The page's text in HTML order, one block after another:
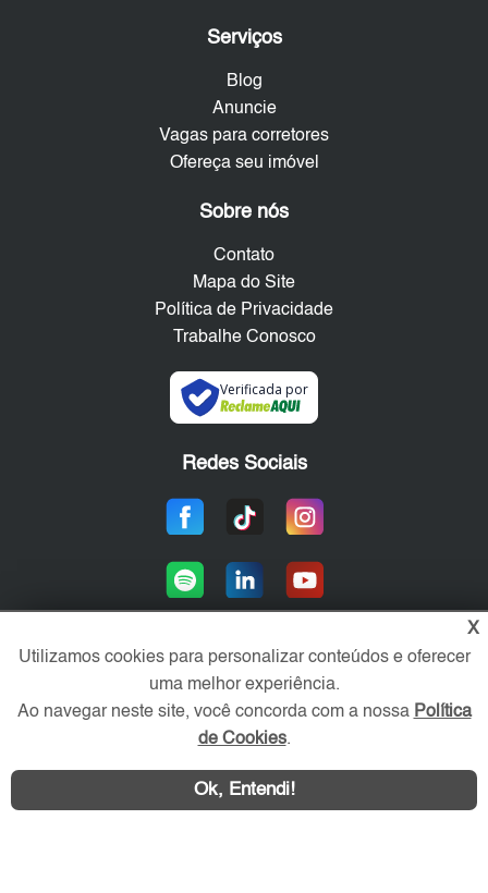
WhatsApp Contatar
Serviços
Blog
Anuncie
Vagas para corretores
Ofereça seu imóvel
Sobre nós
Contato
Mapa do Site
Política de Privacidade
Trabalhe Conosco
Verificada por
Redes Sociais
Área exclusiva aos anunciantes,
acesse sua conta:
X
Utilizamos cookies para personalizar conteúdos e oferecer
uma melhor experiência.
Ao navegar neste site, você concorda com a nossa Política
de Cookies.
Ok, Entendi!